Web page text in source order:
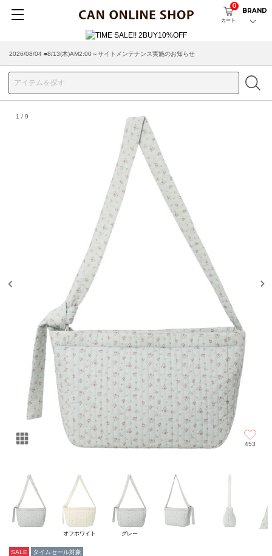
カート
0
BRAND
2026/08/04 ■8/13(木)AM2:00～サイトメンテナンス実施のお知らせ
1 / 9
453
オフホワイト グレー
SALE タイムセール対象